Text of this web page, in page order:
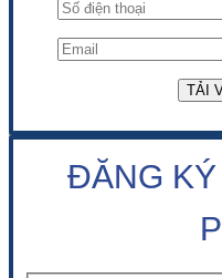
ĐĂNG